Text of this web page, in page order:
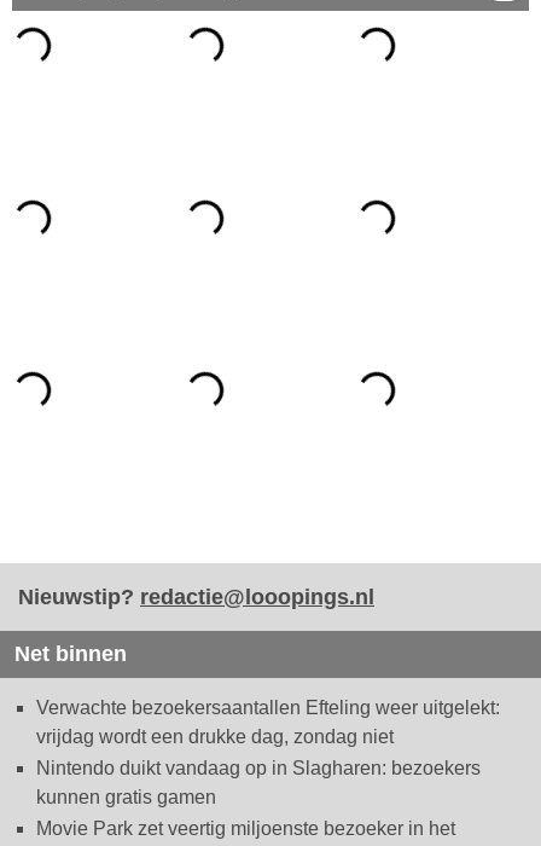
Nieuwstip? redactie@looopings.nl
Net binnen
Verwachte bezoekersaantallen Efteling weer uitgelekt:
vrijdag wordt een drukke dag, zondag niet
Nintendo duikt vandaag op in Slagharen: bezoekers
kunnen gratis gamen
Movie Park zet veertig miljoenste bezoeker in het